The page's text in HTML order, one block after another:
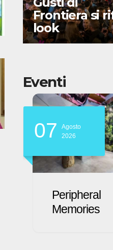
Frontiera si
look
Eventi
07
Agosto
2026
FVG Settanta